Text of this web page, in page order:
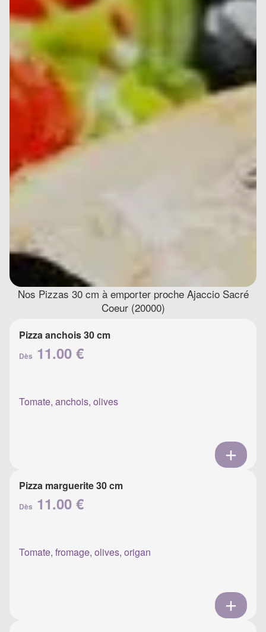
Nos Pizzas 30 cm à emporter proche Ajaccio Sacré
Coeur (20000)
Pizza anchois 30 cm
Dès 11.00 €
Tomate, anchois, olives
Pizza marguerite 30 cm
Dès 11.00 €
Tomate, fromage, olives, origan